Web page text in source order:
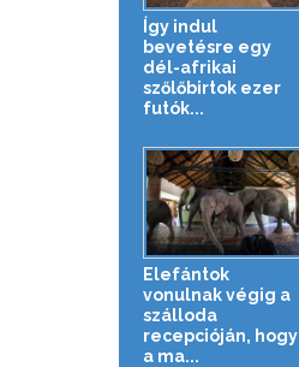
Így indul
bevetésre egy
dél-afrikai
szőlőbirtok ezer
futók...
Elefántok
vonulnak végig a
szálloda
recepcióján, hogy
a ma...